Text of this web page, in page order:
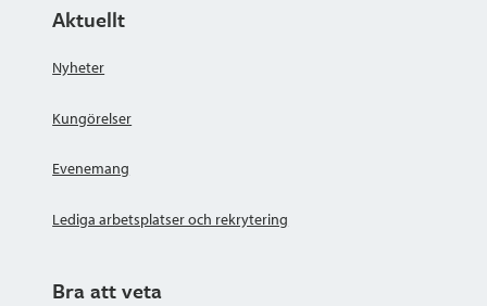
Aktuellt
Nyheter
Kungörelser
Evenemang
Lediga arbetsplatser och rekrytering
Bra att veta